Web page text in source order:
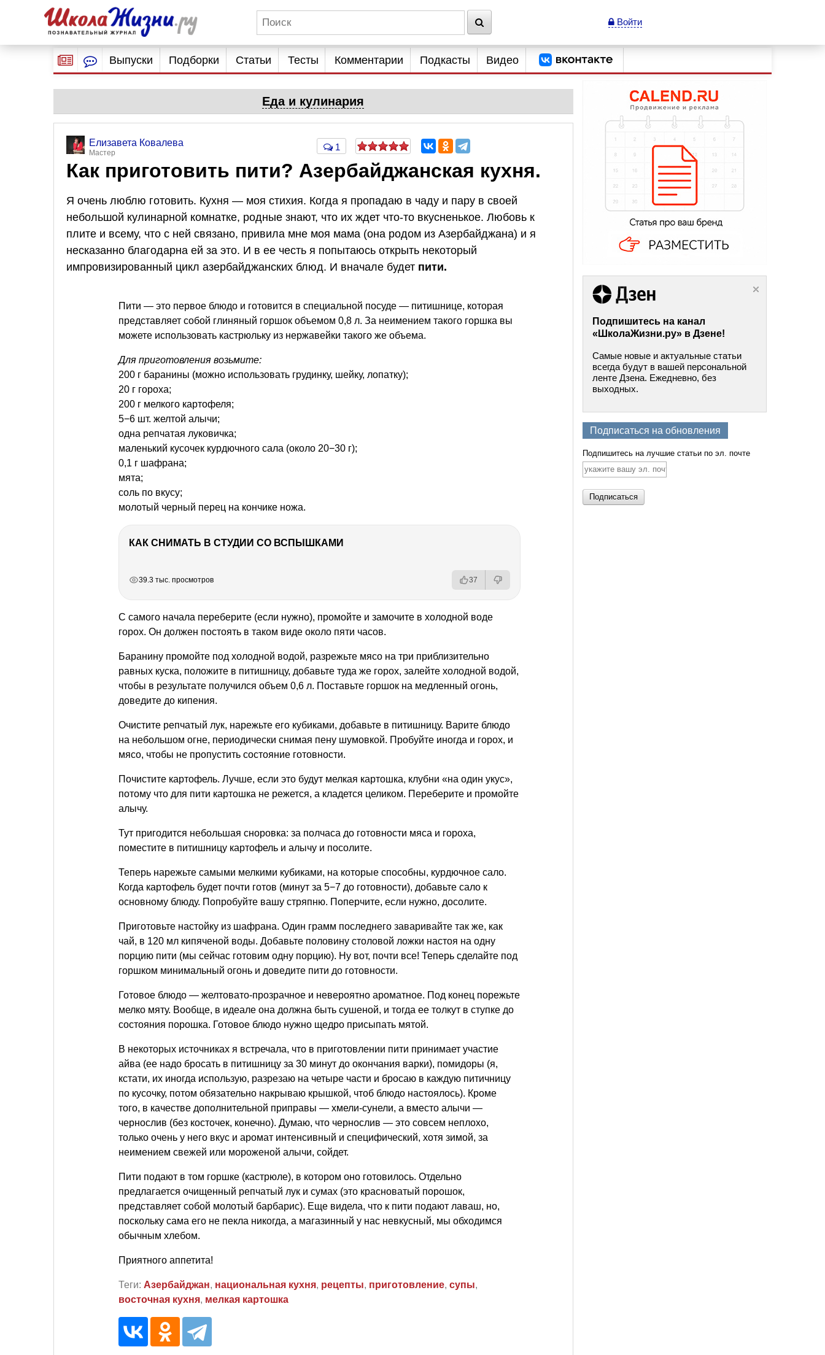
Войти
Выпуски Подборки Статьи Тесты Комментарии Подкасты Видео
Еда и кулинария
Елизавета Ковалева
Мастер
1
Как приготовить пити? Азербайджанская кухня.
Я очень люблю готовить. Кухня — моя стихия. Когда я пропадаю в чаду и пару в своей
небольшой кулинарной комнатке, родные знают, что их ждет что-то вкусненькое. Любовь к
плите и всему, что с ней связано, привила мне моя мама (она родом из Азербайджана) и я
несказанно благодарна ей за это. И в ее честь я попытаюсь открыть некоторый
импровизированный цикл азербайджанских блюд. И вначале будет пити.
Пити — это первое блюдо и готовится в специальной посуде — питишнице, которая
представляет собой глиняный горшок объемом 0,8 л. За неимением такого горшка вы
можете использовать кастрюльку из нержавейки такого же объема.
Для приготовления возьмите:
200 г баранины (можно использовать грудинку, шейку, лопатку);
20 г гороха;
200 г мелкого картофеля;
5−6 шт. желтой алычи;
одна репчатая луковичка;
маленький кусочек курдючного сала (около 20−30 г);
0,1 г шафрана;
мята;
соль по вкусу;
молотый черный перец на кончике ножа.
КАК СНИМАТЬ В СТУДИИ СО ВСПЫШКАМИ
39.3 тыс. просмотров 37
С самого начала переберите (если нужно), промойте и замочите в холодной воде
горох. Он должен постоять в таком виде около пяти часов.
Баранину промойте под холодной водой, разрежьте мясо на три приблизительно
равных куска, положите в питишницу, добавьте туда же горох, залейте холодной водой,
чтобы в результате получился объем 0,6 л. Поставьте горшок на медленный огонь,
доведите до кипения.
Очистите репчатый лук, нарежьте его кубиками, добавьте в питишницу. Варите блюдо
на небольшом огне, периодически снимая пену шумовкой. Пробуйте иногда и горох, и
мясо, чтобы не пропустить состояние готовности.
Почистите картофель. Лучше, если это будут мелкая картошка, клубни «на один укус»,
потому что для пити картошка не режется, а кладется целиком. Переберите и промойте
алычу.
Тут пригодится небольшая сноровка: за полчаса до готовности мяса и гороха,
поместите в питишницу картофель и алычу и посолите.
Теперь нарежьте самыми мелкими кубиками, на которые способны, курдючное сало.
Когда картофель будет почти готов (минут за 5−7 до готовности), добавьте сало к
основному блюду. Попробуйте вашу стряпню. Поперчите, если нужно, досолите.
Приготовьте настойку из шафрана. Один грамм последнего заваривайте так же, как
чай, в 120 мл кипяченой воды. Добавьте половину столовой ложки настоя на одну
порцию пити (мы сейчас готовим одну порцию). Ну вот, почти все! Теперь сделайте под
горшком минимальный огонь и доведите пити до готовности.
Готовое блюдо — желтовато-прозрачное и невероятно ароматное. Под конец порежьте
мелко мяту. Вообще, в идеале она должна быть сушеной, и тогда ее толкут в ступке до
состояния порошка. Готовое блюдо нужно щедро присыпать мятой.
В некоторых источниках я встречала, что в приготовлении пити принимает участие
айва (ее надо бросать в питишницу за 30 минут до окончания варки), помидоры (я,
кстати, их иногда использую, разрезаю на четыре части и бросаю в каждую питичницу
по кусочку, потом обязательно накрываю крышкой, чтоб блюдо настоялось). Кроме
того, в качестве дополнительной приправы — хмели-сунели, а вместо алычи —
чернослив (без косточек, конечно). Думаю, что чернослив — это совсем неплохо,
только очень у него вкус и аромат интенсивный и специфический, хотя зимой, за
неимением свежей или мороженой алычи, сойдет.
Пити подают в том горшке (кастрюле), в котором оно готовилось. Отдельно
предлагается очищенный репчатый лук и сумах (это красноватый порошок,
представляет собой молотый барбарис). Еще видела, что к пити подают лаваш, но,
поскольку сама его не пекла никогда, а магазинный у нас невкусный, мы обходимся
обычным хлебом.
Приятного аппетита!
Теги: Азербайджан, национальная кухня, рецепты, приготовление, супы,
восточная кухня, мелкая картошка
Подпишитесь на канал
«ШколаЖизни.ру» в Дзене!
Самые новые и актуальные статьи
всегда будут в вашей персональной
ленте Дзена. Ежедневно, без
выходных.
Подписаться на обновления
Подпишитесь на лучшие статьи по эл. почте